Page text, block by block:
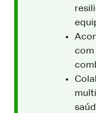
com